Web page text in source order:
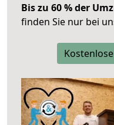
Bis zu 60 % der
finden Sie nur bei